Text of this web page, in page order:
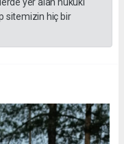
sitemizin hiç bir